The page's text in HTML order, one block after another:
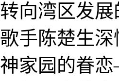
湾区发展
手陈楚生
家园的眷